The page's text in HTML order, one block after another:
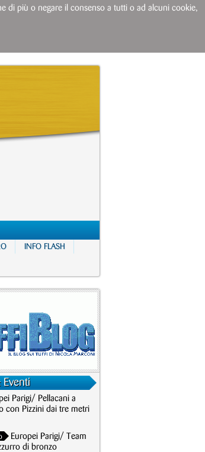
INFO FLASH
Eventi
Parigi/ Pellacani a
con Pizzini dai tre metri
Europei Parigi/ Team
di bronzo
di più o negare il consenso a tutti o ad alcuni cookie,